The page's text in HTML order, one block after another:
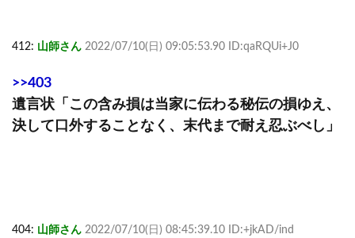
412: 山師さん 2022/07/10(日) 09:05:53.90 ID:qaRQUi+J0
>>403
遺言状「この含み損は当家に伝わる秘伝の損ゆえ、
決して口外することなく、末代まで耐え忍ぶべし」
404: 山師さん 2022/07/10(日) 08:45:39.10 ID:+jkAD/ind